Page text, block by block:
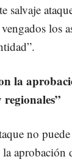
salvaje
los
la
no
aprobación